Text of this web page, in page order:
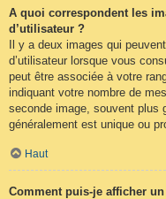
A quoi correspondent les
d’utilisateur ?
Il y a deux images qui
d’utilisateur lorsque vous
peut être associée à votre
indiquant votre nombre de
seconde image, souvent plus
généralement est unique ou
Haut
Comment puis-je afficher